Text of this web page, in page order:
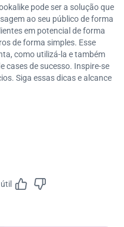
pode ser a solução que
ao seu público de forma
em potencial de forma
de forma simples. Esse
como utilizá-la e também
cases de sucesso. Inspire-se
Siga essas dicas e alcance